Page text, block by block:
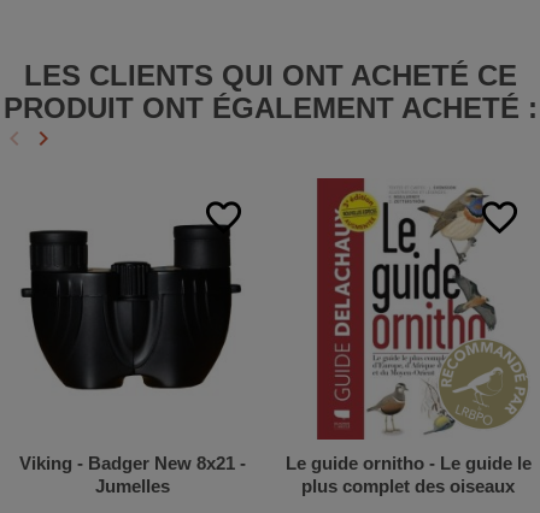
LES CLIENTS QUI ONT ACHETÉ CE
PRODUIT ONT ÉGALEMENT ACHETÉ :
Précédent
keyboard_arrow_left Suivant
keyboard_arrow_right
favorite_border
Viking - Badger New 8x21 -
Jumelles
favorite_border
Le guide ornitho - Le guide le
plus complet des oiseaux